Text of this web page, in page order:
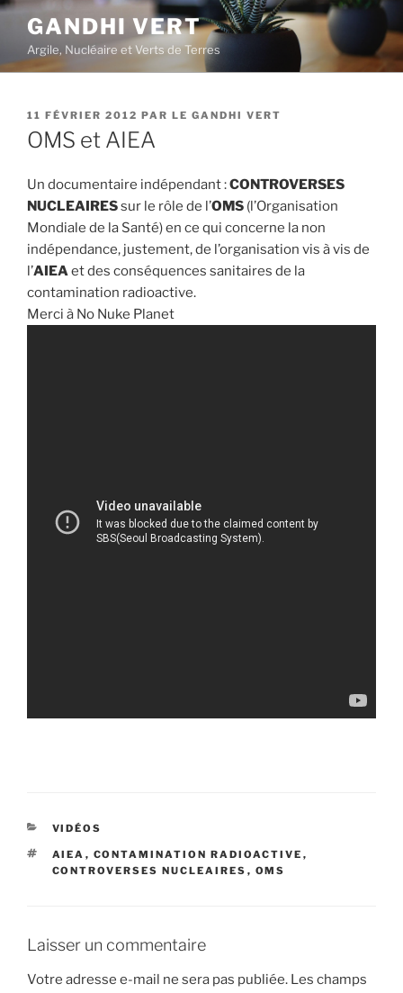
Aller
contenu
principal
GANDHI VERT
Argile, Nucléaire et Verts de Terres
PUBLIÉ
LE
11 FÉVRIER 2012 PAR LE GANDHI VERT
OMS et AIEA
Un documentaire indépendant :CONTROVERSES
NUCLEAIRESsur le rôle de l’OMS (l’Organisation
Mondiale de la Santé) en ce qui concerne la non
indépendance, justement, de l’organisation vis à vis de
l’AIEAet des conséquences sanitaires de la
contamination radioactive.
Merci à No Nuke Planet
CATÉGORIES
VIDÉOS
ÉTIQUETTES
AIEA , CONTAMINATION RADIOACTIVE ,
CONTROVERSES NUCLEAIRES , OMS
Laisser un commentaire
Votre adresse e-mail ne sera pas publiée. Les champs